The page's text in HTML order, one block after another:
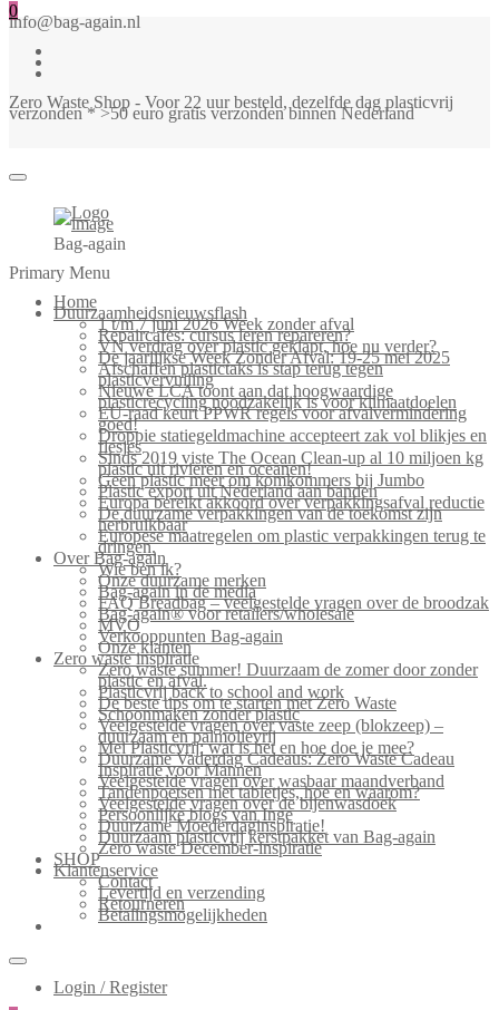
0
info@bag-again.nl
Zero Waste Shop - Voor 22 uur besteld, dezelfde dag plasticvrij
verzonden * >50 euro gratis verzonden binnen Nederland
Bag-again
Primary Menu
Home
Duurzaamheidsnieuwsflash
1 t/m 7 juni 2026 Week zonder afval
Repaircafés: cursus leren repareren?
VN verdrag over plastic geklapt, hoe nu verder?
De jaarlijkse Week Zonder Afval: 19-25 mei 2025
Afschaffen plastictaks is stap terug tegen
plasticvervuiling
Nieuwe LCA toont aan dat hoogwaardige
plasticrecycling noodzakelijk is voor klimaatdoelen
EU-raad keurt PPWR regels voor afvalvermindering
goed!
Droppie statiegeldmachine accepteert zak vol blikjes en
flesjes
Sinds 2019 viste The Ocean Clean-up al 10 miljoen kg
plastic uit rivieren en oceanen!
Geen plastic meer om komkommers bij Jumbo
Plastic export uit Nederland aan banden
Europa bereikt akkoord over verpakkingsafval reductie
De duurzame verpakkingen van de toekomst zijn
herbruikbaar
Europese maatregelen om plastic verpakkingen terug te
dringen.
Over Bag-again
Wie ben ik?
Onze duurzame merken
Bag-again in de media
FAQ Breadbag – veelgestelde vragen over de broodzak
Bag-again® voor retailers/wholesale
MVO
Verkooppunten Bag-again
Onze klanten
Zero waste inspiratie
Zero waste summer! Duurzaam de zomer door zonder
plastic en afval.
Plasticvrij back to school and work
De beste tips om te starten met Zero Waste
Schoonmaken zonder plastic
Veelgestelde vragen over vaste zeep (blokzeep) –
duurzaam en palmolievrij
Mei Plasticvrij: wat is het en hoe doe je mee?
Duurzame Vaderdag Cadeaus: Zero Waste Cadeau
Inspiratie voor Mannen
Veelgestelde vragen over wasbaar maandverband
Tandenpoetsen met tabletjes, hoe en waarom?
Veelgestelde vragen over de bijenwasdoek
Persoonlijke blogs van Inge
Duurzame Moederdaginspiratie!
Duurzaam plasticvrij kerstpakket van Bag-again
Zero waste December-inspiratie
SHOP
Klantenservice
Contact
Levertijd en verzending
Retourneren
Betalingsmogelijkheden
Login / Register